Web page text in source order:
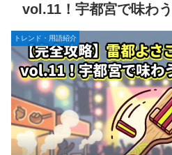
vol.11！宇都宮で味わ
トレンド・用語紹介